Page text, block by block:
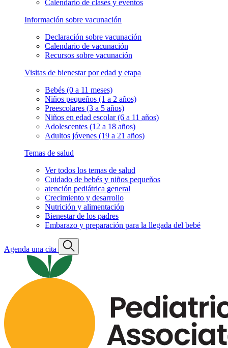
Calendario de clases y eventos
Información sobre vacunación
Declaración sobre vacunación
Calendario de vacunación
Recursos sobre vacunación
Visitas de bienestar por edad y etapa
Bebés (0 a 11 meses)
Niños pequeños (1 a 2 años)
Preescolares (3 a 5 años)
Niños en edad escolar (6 a 11 años)
Adolescentes (12 a 18 años)
Adultos jóvenes (19 a 21 años)
Temas de salud
Ver todos los temas de salud
Cuidado de bebés y niños pequeños
atención pediátrica general
Crecimiento y desarrollo
Nutrición y alimentación
Bienestar de los padres
Embarazo y preparación para la llegada del bebé
Agenda una cita